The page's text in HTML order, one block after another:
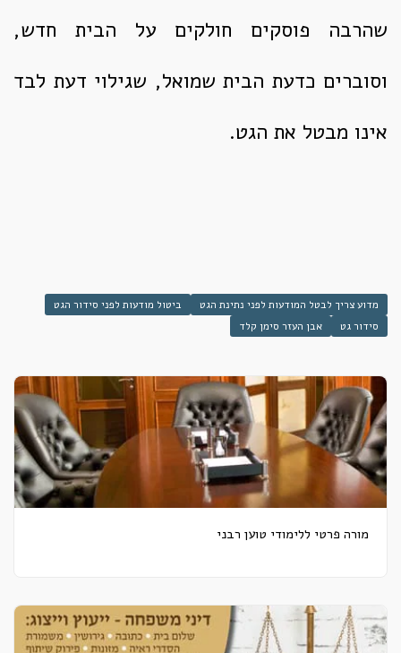
שהרבה פוסקים חולקים על הבית חדש,
וסוברים כדעת הבית שמואל, שגילוי דעת לבד
אינו מבטל את הגט.
מדוע צריך לבטל המודעות לפני נתינת הגט
ביטול מודעות לפני סידור הגט
סידור גט
אבן העזר סימן קלד
מורה פרטי ללימודי טוען רבני